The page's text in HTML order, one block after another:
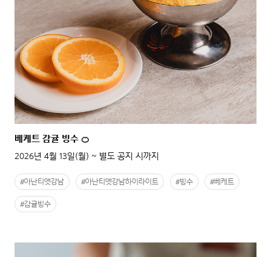
베케트 감귤 빙수 🍊
2026년 4월 13일(월) ~ 별도 공지 시까지
#아난티앳강남 #아난티앳강남하이라이트 #빙수 #베케트
#감귤빙수